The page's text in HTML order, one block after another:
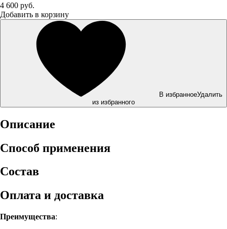
4 600 руб.
Добавить в корзину
В избранноеУдалить
из избранного
Описание
Способ применения
Состав
Оплата и доставка
Преимущества: